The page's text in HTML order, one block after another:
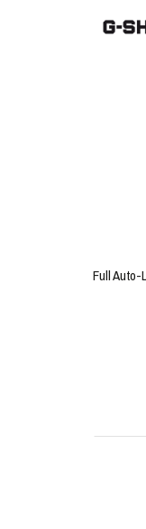
Full Auto-